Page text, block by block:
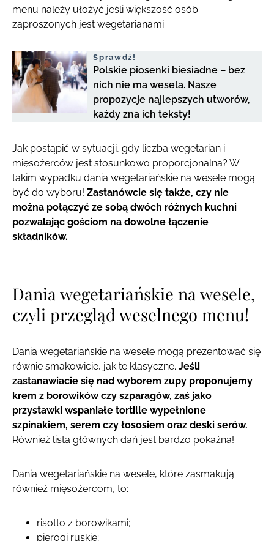
menu należy ułożyć jeśli większość osób
zaproszonych jest wegetarianami.
Sprawdź!
Polskie piosenki biesiadne – bez
nich nie ma wesela. Nasze
propozycje najlepszych utworów,
każdy zna ich teksty!
Jak postąpić w sytuacji, gdy liczba wegetarian i
mięsożerców jest stosunkowo proporcjonalna? W
takim wypadku dania wegetariańskie na wesele mogą
być do wyboru! Zastanówcie się także, czy nie
można połączyć ze sobą dwóch różnych kuchni
pozwalając gościom na dowolne łączenie
składników.
Dania wegetariańskie na wesele,
czyli przegląd weselnego menu!
Dania wegetariańskie na wesele mogą prezentować się
równie smakowicie, jak te klasyczne. Jeśli
zastanawiacie się nad wyborem zupy proponujemy
krem z borowików czy szparagów, zaś jako
przystawki wspaniałe tortille wypełnione
szpinakiem, serem czy łososiem oraz deski serów.
Również lista głównych dań jest bardzo pokaźna!
Dania wegetariańskie na wesele, które zasmakują
również mięsożercom, to:
risotto z borowikami;
pierogi ruskie;